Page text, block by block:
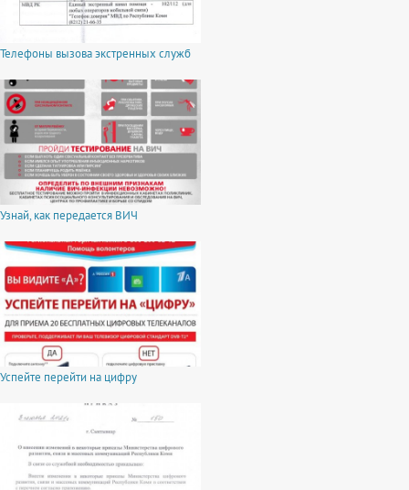
Телефоны вызова экстренных служб
Узнай, как передается ВИЧ
Успейте перейти на цифру